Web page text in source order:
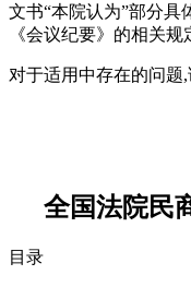
文书“本院认为”部分具
《会议纪要》的相关规
对于适用中存在的问题,
全国法院民
目录